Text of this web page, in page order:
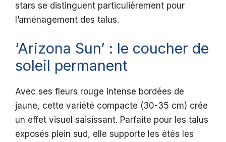
stars se distinguent particulièrement pour
l’aménagement des talus.
‘Arizona Sun’ : le coucher de
soleil permanent
Avec ses fleurs rouge intense bordées de
jaune, cette variété compacte (30-35 cm) crée
un effet visuel saisissant. Parfaite pour les talus
exposés plein sud, elle supporte les étés les